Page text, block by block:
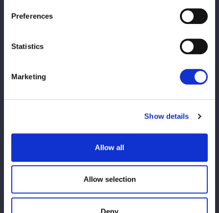
Preferences
Statistics
Marketing
Show details
Allow all
Allow selection
Deny
集合写真撮影付きチケットご購入者様対象！
※イベント内容は変更になる可能性があります
は、一般発売にてお買い求めください。その場合でも先行入場時
Tipo de ingresso
lançamento